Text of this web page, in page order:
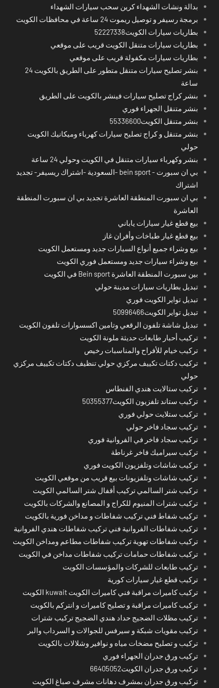
بدالة ونشات الشهداء كرين سحب سيارات الشهداء
برمجة رسيفر و توصيل ريموت 24 ساعة في محافظات الكويت
بطاريات سيارات الكويت52227338
بطاريات سيارات متنقل الكويت قريب على موقعي
بطاريات سيارات مكفولة قريب على موقعي
بنشر تصليح سيارات متنقل متطور على الطريق بالكويت 24
ساعة
بنشر كراج تصليح سيارات فينشر بالكويت على الطريق
بنشر متنقل الجهراء فوري
بنشر متنقل الكويت55336600
بنشر متنقل و كراج تصليح سيارات كهرباء وميكانيك الكويت
حولي
بنشر وكهرباء سيارات متنقل في الكويت وحولي 24 ساعة
بي ان سبورت - bein sport -السعودية -اشتراك ريسيفر- تجديد
اشتراك
بي ان سبورت المنطقة العاشرة تجديد بي ان سبورت المنطقة
العاشرة
بيع قطع غيار سيارات ياباني
بيع قطع غيار طباخات وأفران غاز
بيع وشراء جميع أنواع السيارات جديد ومستعمل الكويت
بيع وشراء سيارات جديد ومستعمل فوري الكويت
بين سبورت المنطقة العاشرة Bein sport في الكويت
تبديل بطاريات سيارات مدينة حولي
تبديل تواير الكويت فوري
تبديل تواير الكويت50996466
تبديل شاشة تلفون الرقعي وتامين اكسسوارات تلفون الكويت
تركيب أحبار طابعات حديثة ملونة الكويت
تركيب خيام للأفراح والمناسبات رخيص
تركيب دكتات تكييف مركزي حولي تنظيف دكتات تكييف مركزي
حولي
تركيب ستالايت هندي الفنطاس
تركيب ستاند تلفزيون الكويت50355377
تركيب ستلايت حولي فوري
تركيب سجاد فاخر حولي
تركيب سجاد فاخر في الفروانية فوري
تركيب سيراميك فاخر غرناطة
تركيب شاشات وتلفزيون الكويت فوري
تركيب شاشات وتلفزيونات بيع قريب من موقعي الكويت
تركيب شتر السالمي تركيب أقفال شتر السالمي الكويت
تركيب شترات المنيوم للكراج و المصانع والشركات بالكويت
تركيب شفاط فني تركيب شفاطات و مداخن فورية بالكويت
تركيب شفاطات الفروانية فني تركيب شفاطات هندي الفروانية
تركيب شفاطات تهوية تركيب شفاطات مطاعم ومداخن الكويت
تركيب شفاطات حمامات تركيب شفاطات مداخن في الكويت
تركيب طابعات للشركات والمؤسسات الكويت
تركيب قطع غيار سيارات كورية
تركيب كاميرات مراقبة فني كاميرات الكويت kuwait الكويت
تركيب كاميرات مراقبة و تصليح كاميرات و انتركم بالكويت
تركيب مظلات الضجيج حداد هندي الضجيج تركيب شترات
تركيب مقويات شبكة و سيرفس للجوالات و السرداب والبر
تركيب و تصليح مضخات مياه و نوافير وشلالات بالكويت
تركيب ورق جدران الجهراء فوري
تركيب ورق جدران الكويت66405052
تركيب ورق جدران بمشرف دهانات مشرف صباغ الكويت